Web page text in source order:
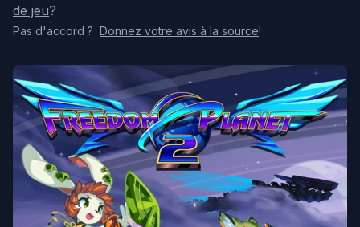
de jeu?
Pas d'accord ? Donnez votre avis à la source!